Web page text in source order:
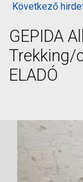
Következő
GEPIDA
Trekking/
ELADÓ